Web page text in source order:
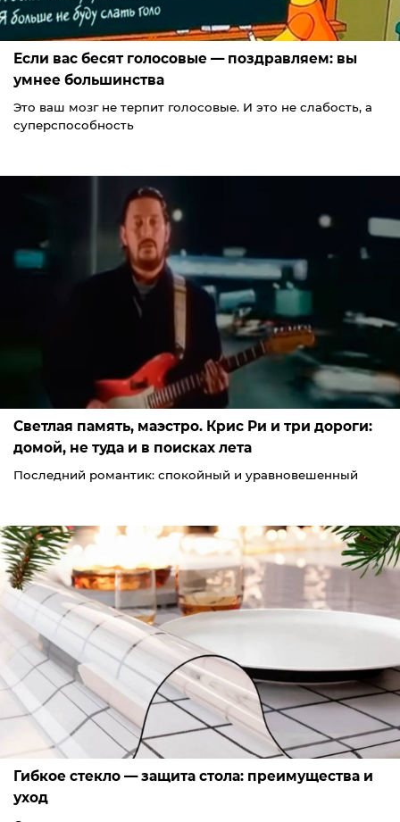
Если вас бесят голосовые — поздравляем: вы
умнее большинства
Это ваш мозг не терпит голосовые. И это не слабость, а
суперспособность
Светлая память, маэстро. Крис Ри и три дороги:
домой, не туда и в поисках лета
Последний романтик: спокойный и уравновешенный
Гибкое стекло — защита стола: преимущества и
уход